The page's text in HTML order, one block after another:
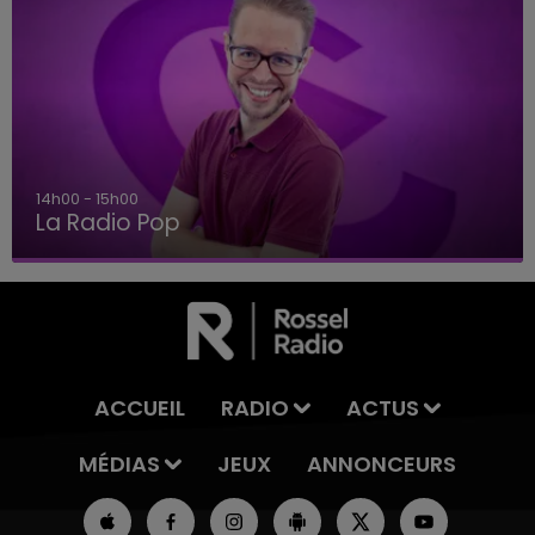
14h00 - 15h00
La Radio Pop
ACCUEIL RADIO
ACTUS
MÉDIAS
JEUX ANNONCEURS